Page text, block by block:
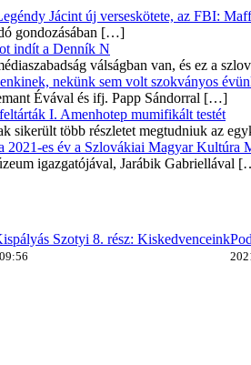
Jácint új verseskötete, az FBI:
gondozásában […]
indít a Denník N
válságban van, és ez a
nekünk sem volt szokványos
Évával és ifj. Papp Sándorral […]
I. Amenhotep mumifikált testét
sikerült több részletet megtudniuk az
2021-es év a Szlovákiai Magyar Kultúra
igazgatójával, Jarábik Gabriellával
Szotyi 8. rész: Kiskedvenceink